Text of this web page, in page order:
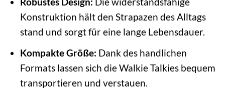
Konstruktion hält den Strapazen des Alltags
stand und sorgt für eine lange Lebensdauer.
Kompakte Größe: Dank des handlichen
Formats lassen sich die Walkie Talkies bequem
transportieren und verstauen.